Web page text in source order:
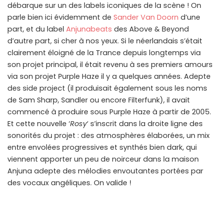
débarque sur un des labels iconiques de la scène ! On
parle bien ici évidemment de Sander Van Doorn d’une
part, et du label Anjunabeats des Above & Beyond
d’autre part, si cher à nos yeux. Si le néerlandais s’était
clairement éloigné de la Trance depuis longtemps via
son projet principal, il était revenu à ses premiers amours
via son projet Purple Haze il y a quelques années. Adepte
des side project (il produisait également sous les noms
de Sam Sharp, Sandler ou encore Filterfunk), il avait
commencé à produire sous Purple Haze à partir de 2005.
Et cette nouvelle ‘Rosy‘ s’inscrit dans la droite ligne des
sonorités du projet : des atmosphères élaborées, un mix
entre envolées progressives et synthés bien dark, qui
viennent apporter un peu de noirceur dans la maison
Anjuna adepte des mélodies envoutantes portées par
des vocaux angéliques. On valide !